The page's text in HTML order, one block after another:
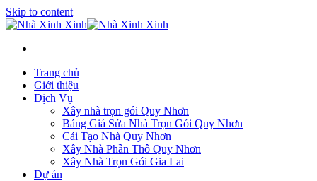
Skip to content
Trang chủ
Giới thiệu
Dịch Vụ
Xây nhà trọn gói Quy Nhơn
Bảng Giá Sửa Nhà Trọn Gói Quy Nhơn
Cải Tạo Nhà Quy Nhơn
Xây Nhà Phần Thô Quy Nhơn
Xây Nhà Trọn Gói Gia Lai
Dự án